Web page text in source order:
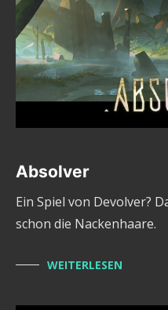
Absolver
Ein Spiel von Devolver?
schon die Nackenhaare.
WEITERLESEN